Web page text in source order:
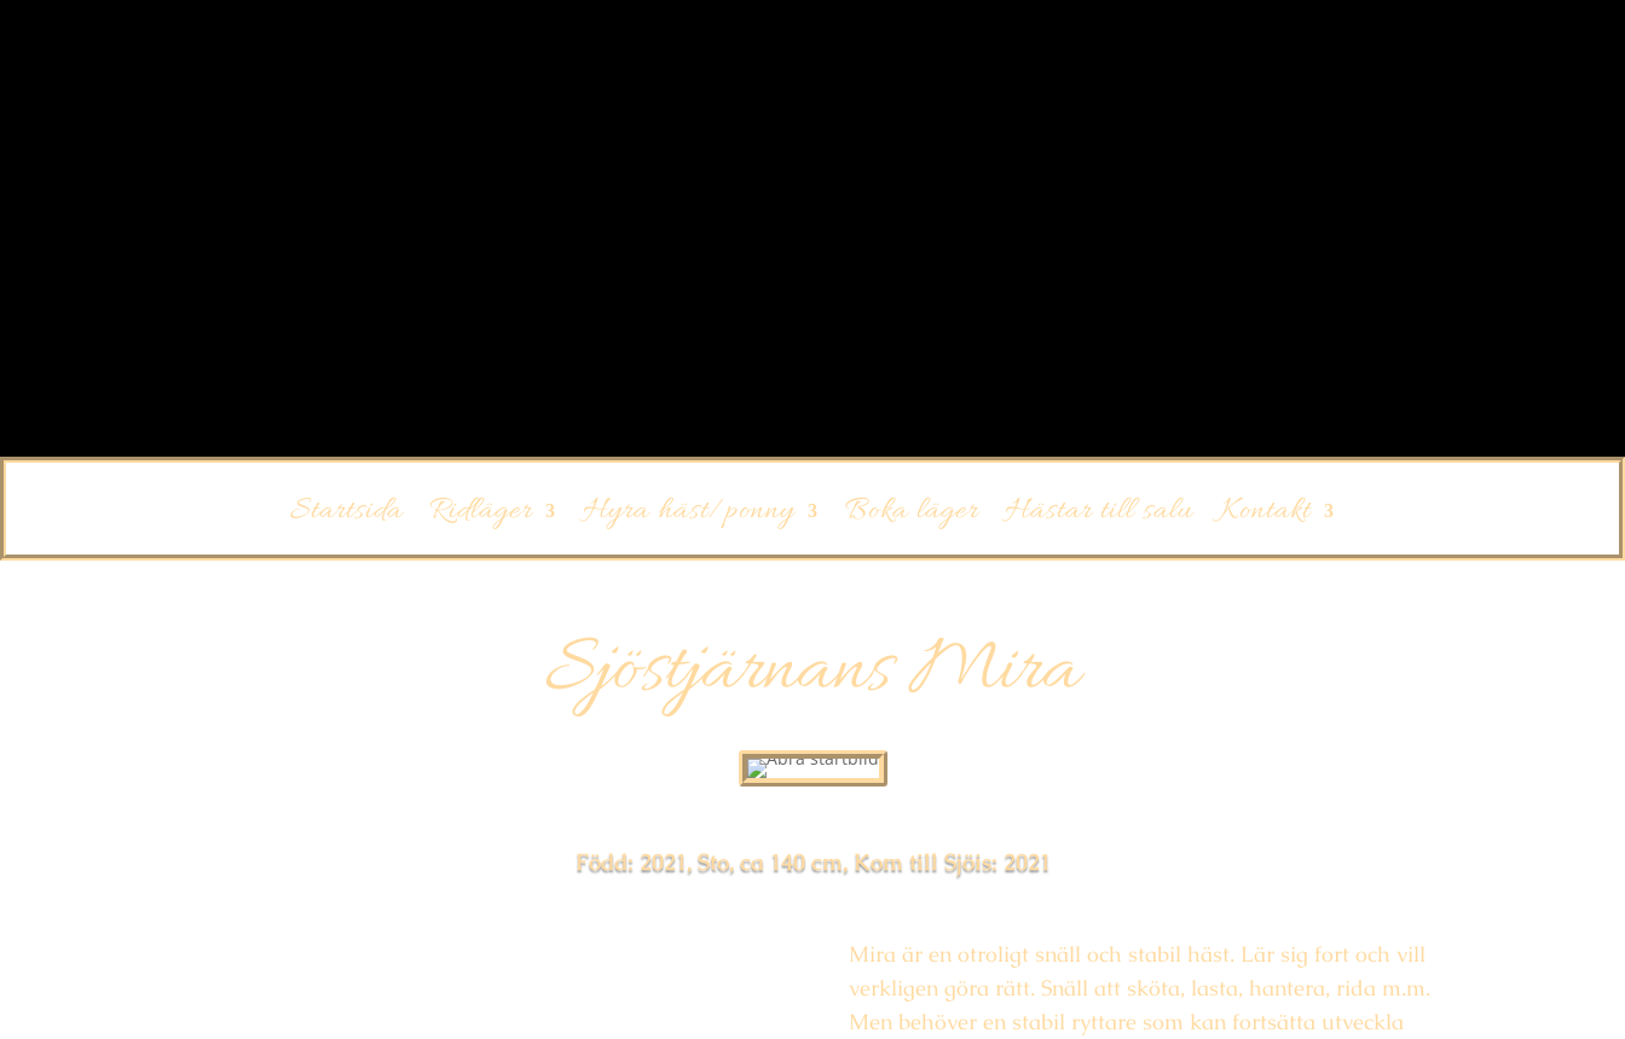
Startsida Ridläger Hyra häst/ponny Boka läger Hästar till salu Kontakt
Sjöstjärnans Mira
Född: 2021, Sto, ca 140 cm, Kom till Sjöis: 2021
Mira är en otroligt snäll och stabil häst. Lär sig fort och vill
verkligen göra rätt. Snäll att sköta, lasta, hantera, rida m.m.
Men behöver en stabil ryttare som kan fortsätta utveckla